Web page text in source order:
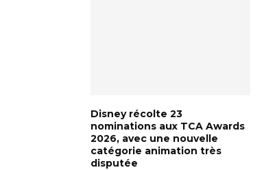
Disney récolte 23
nominations aux TCA Awards
2026, avec une nouvelle
catégorie animation très
disputée